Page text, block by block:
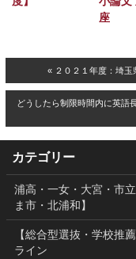
座
« ２０２１年度：埼
どうしたら制限時間内に英語
カテゴリー
浦高・一女・大宮・市
ま市・北浦和】
【総合型選抜・学校推
ライン